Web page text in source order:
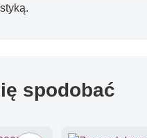
spodobać